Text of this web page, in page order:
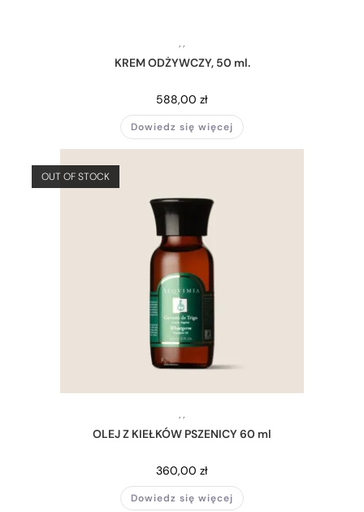
, ,
KREM ODŻYWCZY, 50 ml.
588,00 zł
Dowiedz się więcej
OUT OF STOCK
,,
OLEJ Z KIEŁKÓW PSZENICY 60 ml
360,00 zł
Dowiedz się więcej